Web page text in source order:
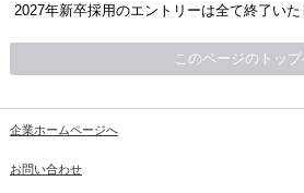
2027年新卒採用のエントリーは全て終了いた
このページのトッ
企業ホームページへ
お問い合わせ